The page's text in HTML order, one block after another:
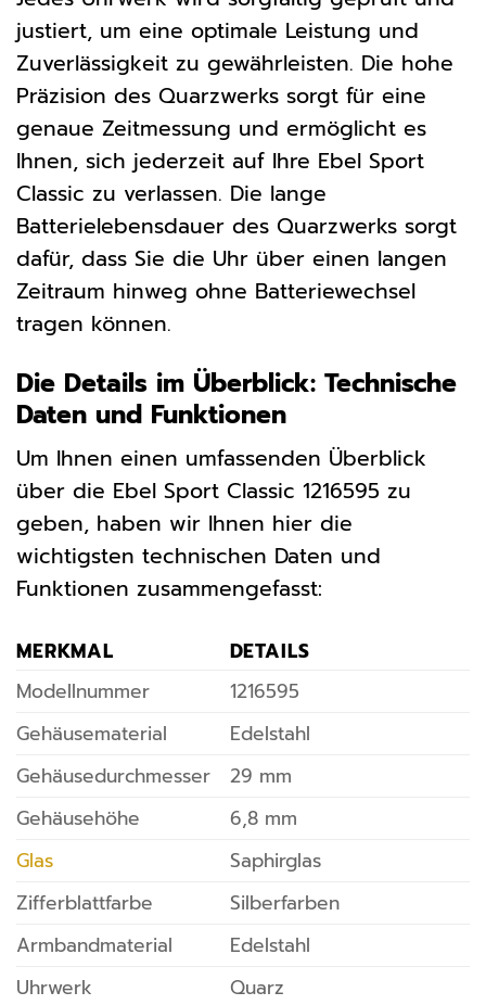
justiert, um eine optimale Leistung und
Zuverlässigkeit zu gewährleisten. Die hohe
Präzision des Quarzwerks sorgt für eine
genaue Zeitmessung und ermöglicht es
Ihnen, sich jederzeit auf Ihre Ebel Sport
Classic zu verlassen. Die lange
Batterielebensdauer des Quarzwerks sorgt
dafür, dass Sie die Uhr über einen langen
Zeitraum hinweg ohne Batteriewechsel
tragen können.
Die Details im Überblick: Technische
Daten und Funktionen
Um Ihnen einen umfassenden Überblick
über die Ebel Sport Classic 1216595 zu
geben, haben wir Ihnen hier die
wichtigsten technischen Daten und
Funktionen zusammengefasst:
MERKMAL
DETAILS
Modellnummer
1216595
Gehäusematerial
Edelstahl
Gehäusedurchmesser
29 mm
Gehäusehöhe
6,8 mm
Glas
Saphirglas
Zifferblattfarbe
Silberfarben
Armbandmaterial
Edelstahl
Uhrwerk
Quarz